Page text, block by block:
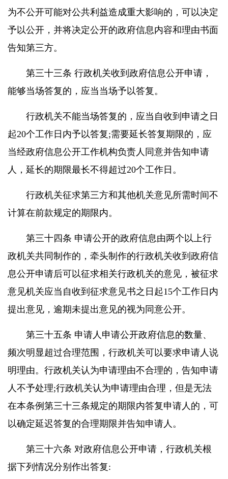
为不公开可能对公共利益造成重大影响的，可以决定
予以公开，并将决定公开的政府信息内容和理由书面
告知第三方。
第三十三条 行政机关收到政府信息公开申请，
能够当场答复的，应当当场予以答复。
行政机关不能当场答复的，应当自收到申请之日
起20个工作日内予以答复;需要延长答复期限的，应
当经政府信息公开工作机构负责人同意并告知申请
人，延长的期限最长不得超过20个工作日。
行政机关征求第三方和其他机关意见所需时间不
计算在前款规定的期限内。
第三十四条 申请公开的政府信息由两个以上行
政机关共同制作的，牵头制作的行政机关收到政府信
息公开申请后可以征求相关行政机关的意见，被征求
意见机关应当自收到征求意见书之日起15个工作日内
提出意见，逾期未提出意见的视为同意公开。
第三十五条 申请人申请公开政府信息的数量、
频次明显超过合理范围，行政机关可以要求申请人说
明理由。行政机关认为申请理由不合理的，告知申请
人不予处理;行政机关认为申请理由合理，但是无法
在本条例第三十三条规定的期限内答复申请人的，可
以确定延迟答复的合理期限并告知申请人。
第三十六条 对政府信息公开申请，行政机关根
据下列情况分别作出答复: